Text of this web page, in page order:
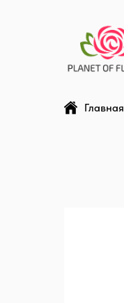
Главная